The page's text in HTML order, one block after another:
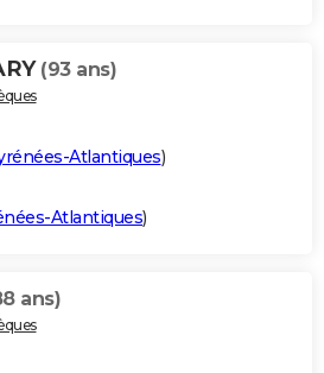
(93 ans)
Atlantiques)
Atlantiques)
ans)